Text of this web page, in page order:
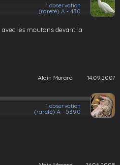
1 observation
(rareté) A - 430
avec les moutons devant la
Alain Morard 14.09.2007
1 observation
(rareté) A - 5390